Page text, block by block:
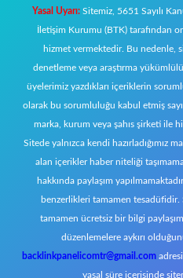
Yasal Uyarı: Sitemiz, 5651 Sayılı
İletişim Kurumu (BTK) tarafından
hizmet vermektedir. Bu nedenle,
denetleme veya araştırma
üyelerimiz yazdıkları içeriklerin
olarak bu sorumluluğu kabul etmiş
marka, kurum veya şahıs şirketi ile
Sitede yalnızca kendi hazırladığımız
alan içerikler haber niteliği
hakkında paylaşım
benzerlikleri tamamen tesadüfidir.
tamamen ücretsiz bir bilgi
düzenlemelere aykırı
backlinkpanelicomtr@gmail.com
yasal süre içerisinde